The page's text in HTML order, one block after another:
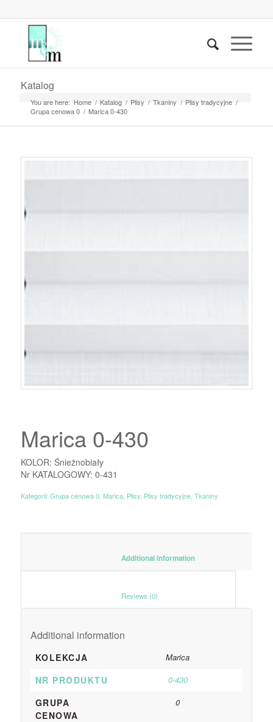
Katalog
You are here: Home / Katalog / Plisy / Tkaniny / Plisy tradycyjne /
Grupa cenowa 0 / Marica 0-430
Marica 0-430
KOLOR: Śnieżnobiały
Nr KATALOGOWY: 0-431
Kategorii: Grupa cenowa 0, Marica, Plisy, Plisy tradycyjne, Tkaniny
						Additional information
Additional information
KOLEKCJA Marica
NR PRODUKTU 0-430
GRUPA
CENOWA
0